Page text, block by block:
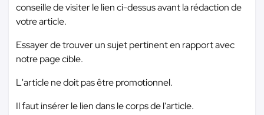
conseille de visiter le lien ci-dessus avant la rédaction de
votre article.
Essayer de trouver un sujet pertinent en rapport avec
notre page cible.
L'article ne doit pas être promotionnel.
Il faut insérer le lien dans le corps de l'article.